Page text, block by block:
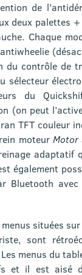
de
deux palettes
Chaque
du contrôle de
sélecteur
du
(on peut
TFT couleur
moteur Motor
adaptatif
également
Bluetooth
situées
sont
menus du
et il est aisé